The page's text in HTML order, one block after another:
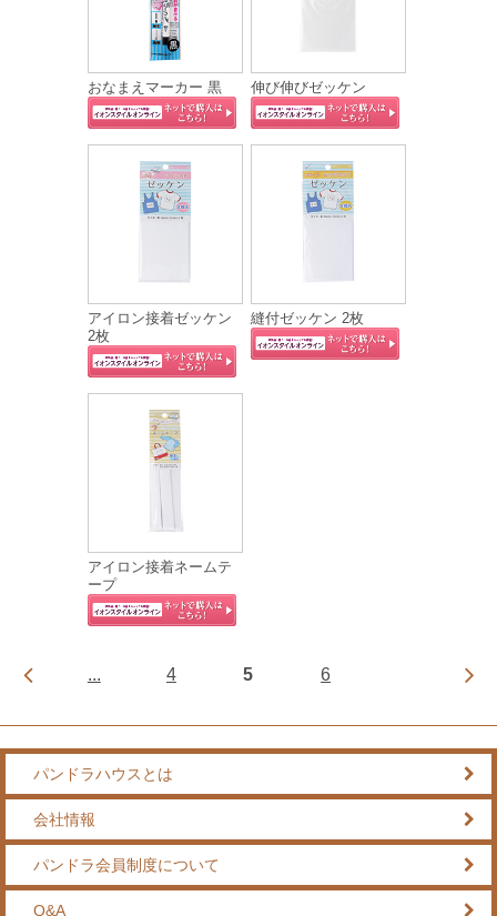
おなまえマーカー 黒 伸び伸びゼッケン
アイロン接着ゼッケン
2枚
縫付ゼッケン 2枚
アイロン接着ネームテ
ープ
... 4 5 6
パンドラハウスとは
会社情報
パンドラ会員制度について
Q&A